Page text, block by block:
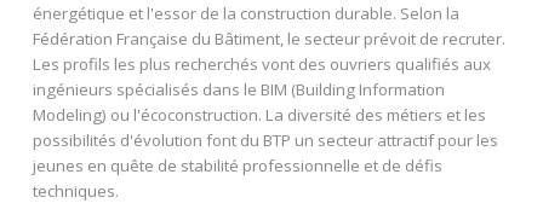
énergétique et l'essor de la construction durable. Selon la
Fédération Française du Bâtiment, le secteur prévoit de recruter.
Les profils les plus recherchés vont des ouvriers qualifiés aux
ingénieurs spécialisés dans le BIM (Building Information
Modeling) ou l'écoconstruction. La diversité des métiers et les
possibilités d'évolution font du BTP un secteur attractif pour les
jeunes en quête de stabilité professionnelle et de défis
techniques.